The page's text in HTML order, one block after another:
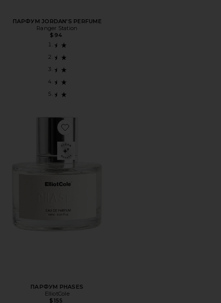
ПАРФУМ JORDAN'S PERFUME
Ranger Station
$94
Favorite ПАРФУМ PHASES
ПАРФУМ PHASES
ElliotCole
$155